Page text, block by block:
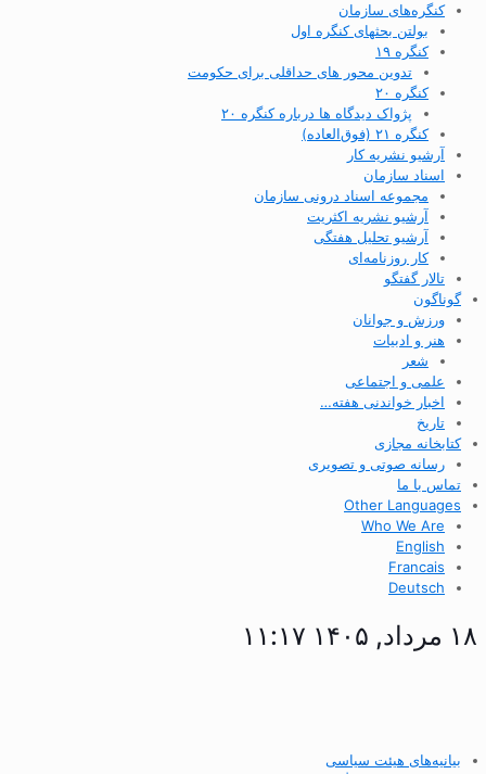
کنگره‌های سازمان
بولتن بحثهای کنگره اول
کنگره ۱۹
تدوین محور های حداقلی برای حکومت
کنگره ۲۰
پژواک دیدگاه ها درباره کنگره ۲۰
کنگره ۲۱ (فوق‌العاده)
آرشیو نشریه کار
اسناد سازمان
مجموعه اسناد درونی سازمان
آرشیو نشریه اکثریت
آرشیو تحلیل هفتگی
کار روزنامه‌ای
تالار گفتگو
گوناگون
ورزش و جوانان
هنر و ادبیات
شعر
علمی و اجتماعی
اخبار خواندنی هفته…
تاریخ
کتابخانه مجازی
رسانه صوتی و تصویری
تماس با ما
Other Languages
Who We Are
English
Francais
Deutsch
۱۸ مرداد, ۱۴۰۵ ۱۱:۱۷
بیانیه‌های هیئت سیاسی